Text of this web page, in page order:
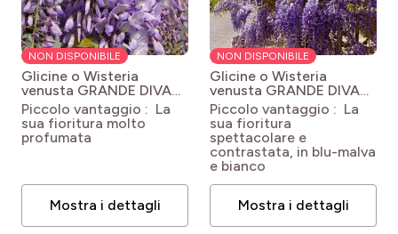
NON DISPONIBILE
Glicine o Wisteria
venusta GRANDE DIVA®
Maria Wisteria x venusta
Minwigb01 GRANDE
DIVA® MARIA
Piccolo vantaggio : La
sua fioritura molto
profumata
Mostra i dettagli
NON DISPONIBILE
Glicine o Wisteria
venusta GRANDE DIVA®
Nathalie Wisteria x
venusta Minwijd04
GRANDE DIVA® Nathalie
Piccolo vantaggio : La
sua fioritura
spettacolare e
contrastata, in blu-malva
e bianco
Mostra i dettagli